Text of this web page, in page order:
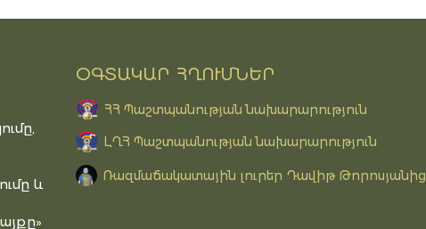
և
ՕԳՏԱԿԱՐ ՀՂՈՒՄՆԵՐ
ՀՀ Պաշտպանության նախարարություն
ԼՂՀ Պաշտպանության նախարարություն
Ռազմաճակատային լուրեր Դավիթ Թորոսյանից